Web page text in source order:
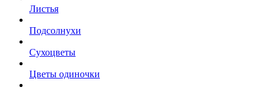
Листья
Подсолнухи
Сухоцветы
Цветы одиночки